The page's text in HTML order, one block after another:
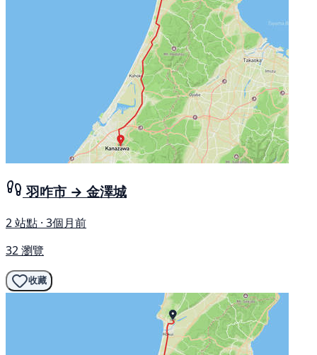
羽咋市 → 金澤城
2 站點 · 3個月前
32 瀏覽
收藏